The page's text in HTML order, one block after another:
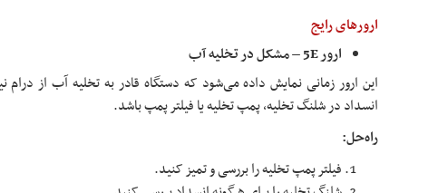
ارورهای رایج
ارور 5E – مشکل در تخلیه آب
این ارور زمانی نمایش داده می‌شود که دستگاه قادر به تخلیه آب از
انسداد در شلنگ تخلیه، پمپ تخلیه یا فیلتر پمپ باشد.
راه‌حل:
فیلتر پمپ تخلیه را بررسی و تمیز کنید.